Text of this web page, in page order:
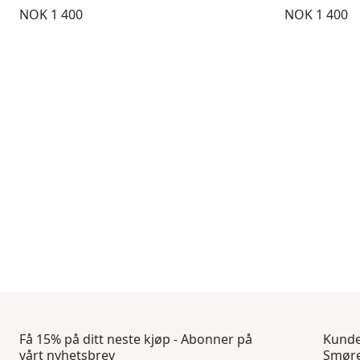
Pris:
NOK 1 400
Pris:
NOK 1 400
Få 15% på ditt neste kjøp - Abonner på
vårt nyhetsbrev